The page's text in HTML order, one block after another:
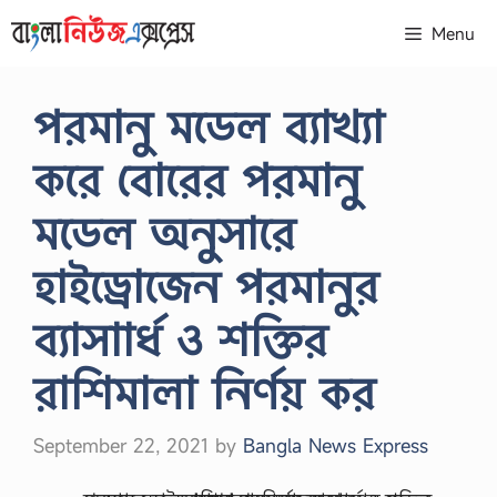
to
Menu
পরমানু মডেল ব্যাখ্যা
করে বোরের পরমানু
মডেল অনুসারে
হাইড্রোজেন পরমানুর
ব্যাসাার্ধ ও শক্তির
রাশিমালা নির্ণয় কর
September 22, 2021 by Bangla News Express